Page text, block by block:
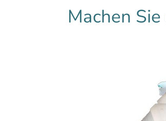
Machen